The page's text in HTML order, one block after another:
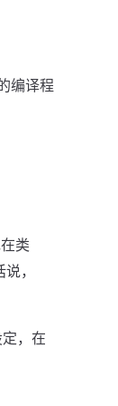
编译程
类
，
，在